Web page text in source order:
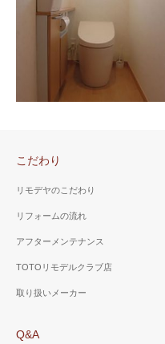
山梨県 韮崎市 Ｃ様邸
トイレと手洗い器、手を乾か
を設置。
山梨県 市川三郷町 Ａ様
分の水で流します。壁埋め込
こだわり
リモデヤのこだわり
リフォームの流れ
アフターメンテナンス
TOTOリモデルクラブ店
取り扱いメーカー
Q&A